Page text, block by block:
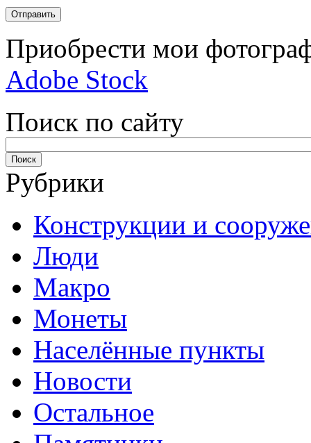
Приобрести мои
Adobe Stock
Поиск по сайту
Рубрики
Конструкции и
Люди
Макро
Монеты
Населённые пункты
Новости
Остальное